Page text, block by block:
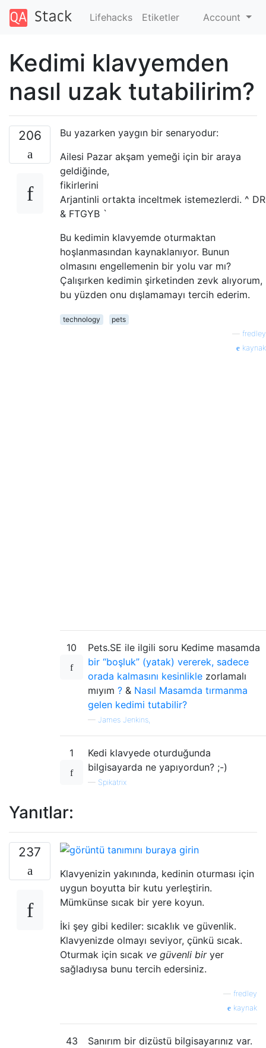
Lifehacks Etiketler Account
Kedimi klavyemden
nasıl uzak tutabilirim?
206
Bu yazarken yaygın bir senaryodur:
Ailesi Pazar akşam yemeği için bir araya
geldiğinde,
fikirlerini
Arjantinli ortakta inceltmek istemezlerdi. ^ DR
& FTGYB `
Bu kedimin klavyemde oturmaktan
hoşlanmasından kaynaklanıyor. Bunun
olmasını engellemenin bir yolu var mı?
Çalışırken kedimin şirketinden zevk alıyorum,
bu yüzden onu dışlamamayı tercih ederim.
technology
pets
fredley
kaynak
10
Pets.SE ile ilgili soru Kedime masamda
bir “boşluk” (yatak) vererek, sadece
orada kalmasını kesinlikle zorlamalı
mıyım ? & Nasıl Masamda tırmanma
gelen kedimi tutabilir?
— James Jenkins,
1
Kedi klavyede oturduğunda
bilgisayarda ne yapıyordun? ;-)
— Spikatrix
Yanıtlar:
237
Klavyenizin yakınında, kedinin oturması için
uygun boyutta bir kutu yerleştirin.
Mümkünse sıcak bir yere koyun.
İki şey gibi kediler: sıcaklık ve güvenlik.
Klavyenizde olmayı seviyor, çünkü sıcak.
Oturmak için sıcak ve güvenli biryer
sağladıysa bunu tercih edersiniz.
fredley
kaynak
43
Sanırım bir dizüstü bilgisayarınız var.